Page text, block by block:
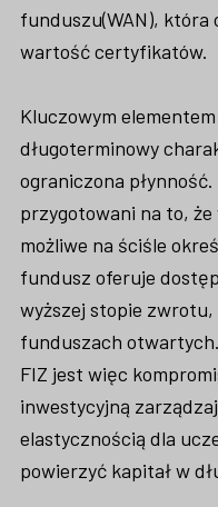
funduszu(WAN),
wartość certyfikatów.
Kluczowym
długoterminowy
ograniczona
przygotowani na to,
możliwe na ściśle
fundusz oferuje
wyższej stopie
funduszach otwartych.
FIZ jest więc
inwestycyjną
elastycznością dla
powierzyć kapitał w